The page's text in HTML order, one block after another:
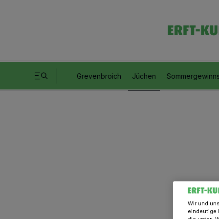
Grevenbroich Jüchen
Wir und
eindeutige